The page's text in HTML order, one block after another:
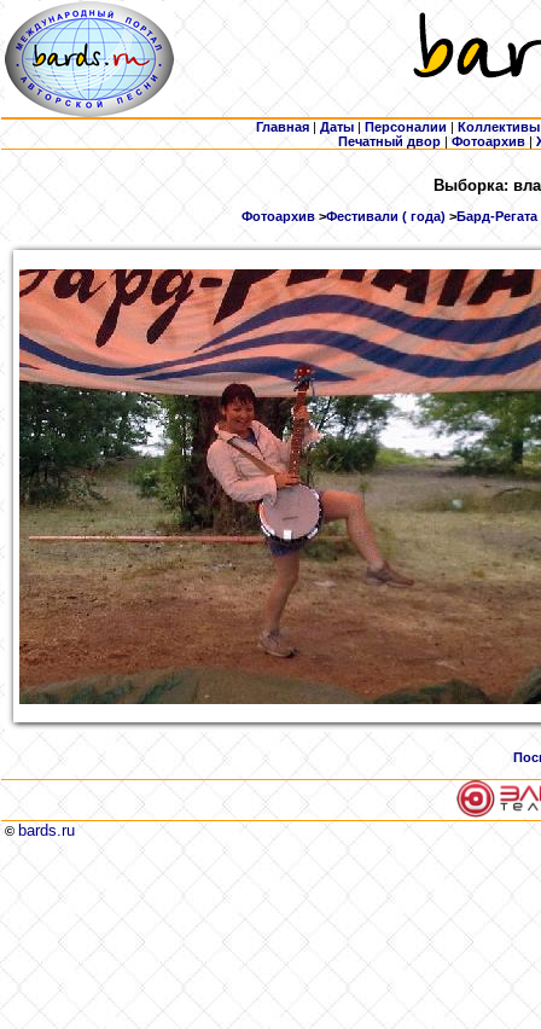
Главная | Даты | Персоналии | Коллективы
Печатный двор |Фотоархив |
Выборка:
Фотоархив >Фестивали ( года) >Бард-Регата
© bards.ru